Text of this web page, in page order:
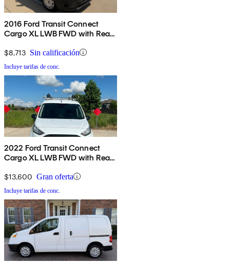
2016 Ford Transit Connect
Cargo XL LWB FWD with Rear
$8,713 Sin calificación
Incluye tarifas de conc.
2022 Ford Transit Connect
Cargo XL LWB FWD with Rear
$13,600 Gran oferta
Incluye tarifas de conc.